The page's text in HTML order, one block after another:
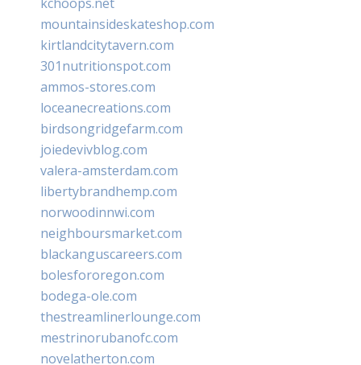
mountainsideskateshop.com
kirtlandcitytavern.com
301nutritionspot.com
ammos-stores.com
loceanecreations.com
birdsongridgefarm.com
joiedevivblog.com
valera-amsterdam.com
libertybrandhemp.com
norwoodinnwi.com
neighboursmarket.com
blackanguscareers.com
bolesfororegon.com
bodega-ole.com
thestreamlinerlounge.com
mestrinorubanofc.com
novelatherton.com